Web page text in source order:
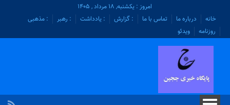
امروز : یکشنبه, ۱۸ مرداد , ۱۴۰۵
خانه
درباره ما تماس با ما : گزارش : یادداشت : رهبر
: مذهبی
روزنامه
ویدئو